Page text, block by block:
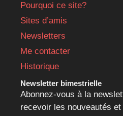
Pourquoi ce site?
Sites d’amis
Newsletters
Me contacter
Historique
Newsletter bimestrielle
Abonnez-vous à la
recevoir les nouveautés